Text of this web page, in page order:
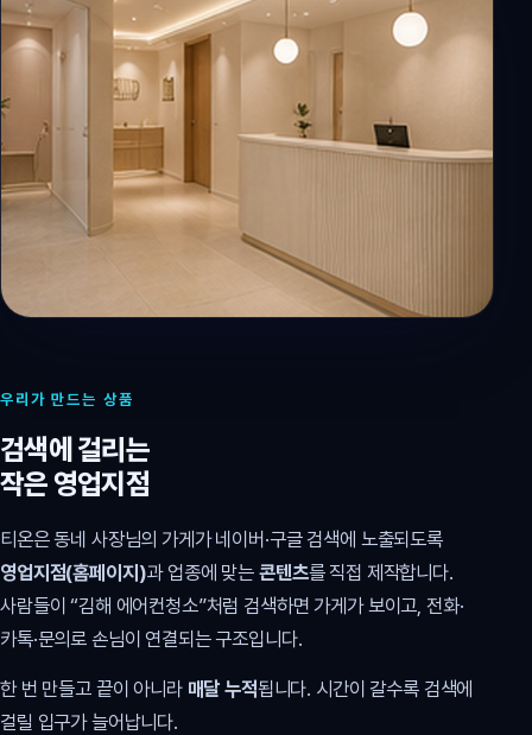
우리가 만드는 상품
검색에 걸리는
작은 영업지점
티온은 동네 사장님의 가게가 네이버·구글 검색에 노출되도록
영업지점(홈페이지)과 업종에 맞는 콘텐츠를 직접 제작합니다.
사람들이 “김해 에어컨청소”처럼 검색하면 가게가 보이고, 전화·
카톡·문의로 손님이 연결되는 구조입니다.
한 번 만들고 끝이 아니라 매달 누적됩니다. 시간이 갈수록 검색에
걸릴 입구가 늘어납니다.